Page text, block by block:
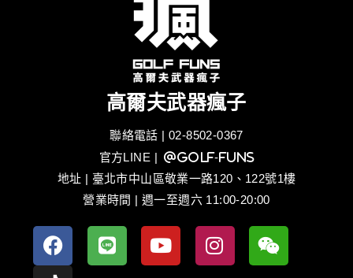
高爾夫武器瘋子
聯絡電話 | 02-8502-0367
官方LINE | @golf-funs
地址 | 臺北市中山區敬業一路120、122號1樓
營業時間 | 週一至週六 11:00-20:00